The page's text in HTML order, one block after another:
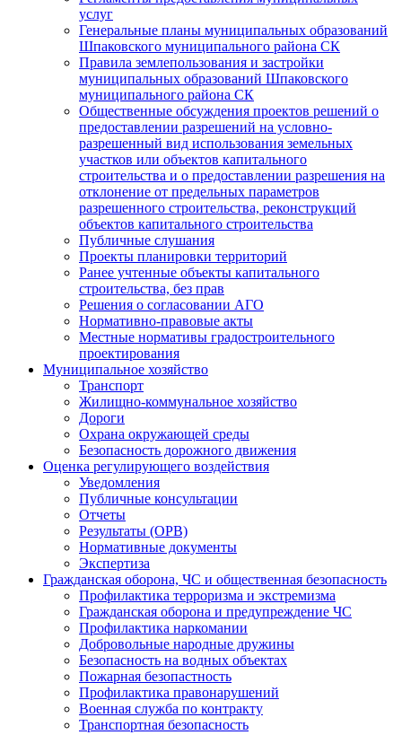
услуг
Генеральные планы муниципальных образований
Шпаковского муниципального района СК
Правила землепользования и застройки
муниципальных образований Шпаковского
муниципального района СК
Общественные обсуждения проектов решений о
предоставлении разрешений на условно-
разрешенный вид использования земельных
участков или объектов капитального
строительства и о предоставлении разрешения на
отклонение от предельных параметров
разрешенного строительства, реконструкций
объектов капитального строительства
Публичные слушания
Проекты планировки территорий
Ранее учтенные объекты капитального
строительства, без прав
Решения о согласовании АГО
Нормативно-правовые акты
Местные нормативы градостроительного
проектирования
Муниципальное хозяйство
Транспорт
Жилищно-коммунальное хозяйство
Дороги
Охрана окружающей среды
Безопасность дорожного движения
Оценка регулирующего воздействия
Уведомления
Публичные консультации
Отчеты
Результаты (ОРВ)
Нормативные документы
Экспертиза
Гражданская оборона, ЧС и общественная безопасность
Профилактика терроризма и экстремизма
Гражданская оборона и предупреждение ЧС
Профилактика наркомании
Добровольные народные дружины
Безопасность на водных объектах
Пожарная безопастность
Профилактика правонарушений
Военная служба по контракту
Транспортная безопасность